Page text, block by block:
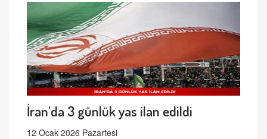
İran'da 3 günlük yas ilan edildi
12 Ocak 2026 Pazartesi